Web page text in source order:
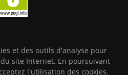
et des outils d'analyse pour
site Internet. En poursuivant
l'utilisation des cookies.